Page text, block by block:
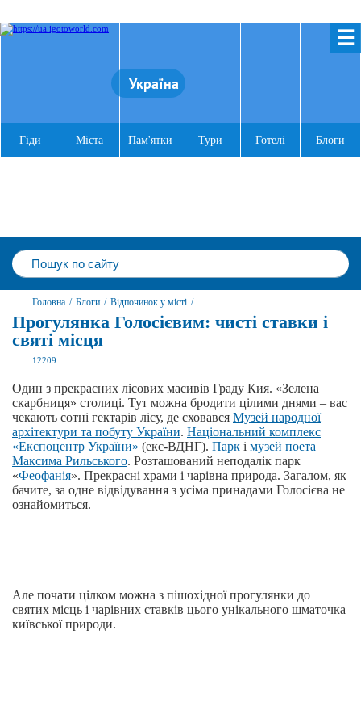
☰
Україна
Гіди Міста Пам'ятки Тури Готелі Блоги
Головна / Блоги / Відпочинок у місті /
Прогулянка Голосієвим: чисті ставки і
святі місця
12209
Один з прекрасних лісових масивів Граду Кия. «Зелена
скарбниця» столиці. Тут можна бродити цілими днями – вас
чекають сотні гектарів лісу, де сховався Музей народної
архітектури та побуту України. Національний комплекс
«Експоцентр України» (екс-ВДНГ). Парк і музей поета
Максима Рильського. Розташований неподалік парк
«Феофанія». Прекрасні храми і чарівна природа. Загалом, як
бачите, за одне відвідування з усіма принадами Голосієва не
ознайомиться.
Але почати цілком можна з пішохідної прогулянки до
святих місць і чарівних ставків цього унікального шматочка
київської природи.